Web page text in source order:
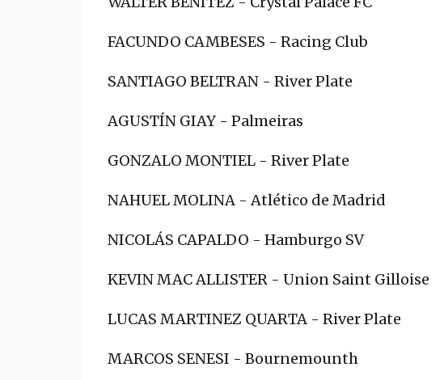
FACUNDO CAMBESES - Racing Club
SANTIAGO BELTRAN - River Plate
AGUSTÍN GIAY - Palmeiras
GONZALO MONTIEL - River Plate
NAHUEL MOLINA - Atlético de Madrid
NICOLÁS CAPALDO - Hamburgo SV
KEVIN MAC ALLISTER - Union Saint Gilloise
LUCAS MARTINEZ QUARTA - River Plate
MARCOS SENESI - Bournemounth